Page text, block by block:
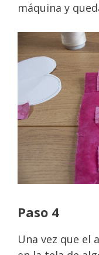
máquina y
Paso 4
Una vez que el